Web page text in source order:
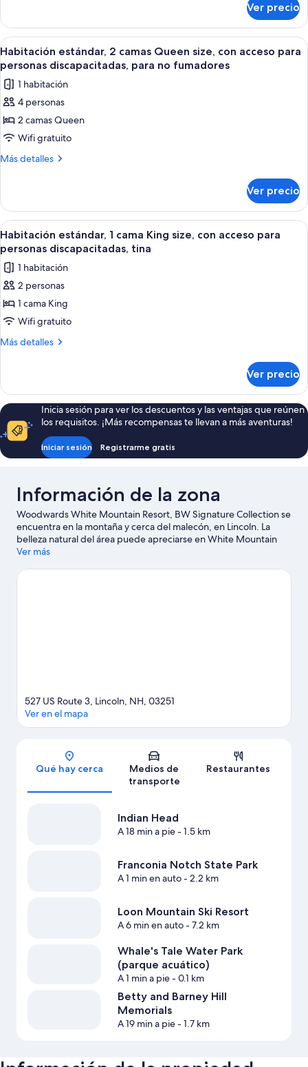
no
fumadores
varias
camas,
para
no
fumadores
Ver precio
Abrir
todas
las
fotos
de
Habitación
estándar,
2
size,
con
acceso
para
personas
discapacitadas,
para
no
fumadores
Una habitación de hotel con dos
4
Habitación estándar, 2 camas Queen size, con acceso para
personas discapacitadas, para no fumadores
1 habitación
4 personas
2 camas Queen
Wifi gratuito
Más detalles
Más
estándar,
camas
Queen
size,
con
acceso
personas
discapacitadas,
no
Ver precio
Abrir
todas
las
fotos
de
Habitación
estándar,
1
size,
con
acceso
para
personas
Habitación de hotel con una cama
5
Habitación estándar, 1 cama King size, con acceso para
personas discapacitadas, tina
1 habitación
2 personas
1 cama King
Wifi gratuito
Más detalles
Más
estándar,
cama
King
size,
con
personas
discapacitadas,
Ver precio
Inicia sesión para ver los descuentos y las ventajas que reúnen
los requisitos. ¡Más recompensas te llevan a más aventuras!
Iniciar sesión Registrarme gratis
Información de la zona
Woodwards White Mountain Resort, BW Signature Collection se
encuentra en la montaña y cerca del malecón, en Lincoln. La
belleza natural del área puede apreciarse en White Mountain
National Forest y Indian Head, mientras que Whale's Tale Water
algunos de los puntos de interés más conocidos del área.
Ver más
Sección del mapa
527 US Route 3, Lincoln, NH, 03251
Ver en el mapa
Qué hay cerca
Medios de
transporte
Restaurantes
Indian Head
A 18 min a pie- 1.5 km
Franconia Notch State Park
A 1 min en auto- 2.2 km
Loon Mountain Ski Resort
A 6 min en auto- 7.2 km
Whale's Tale Water Park
(parque acuático)
A 1 min a pie- 0.1 km
Betty and Barney Hill
Memorials
A 19 min a pie- 1.7 km